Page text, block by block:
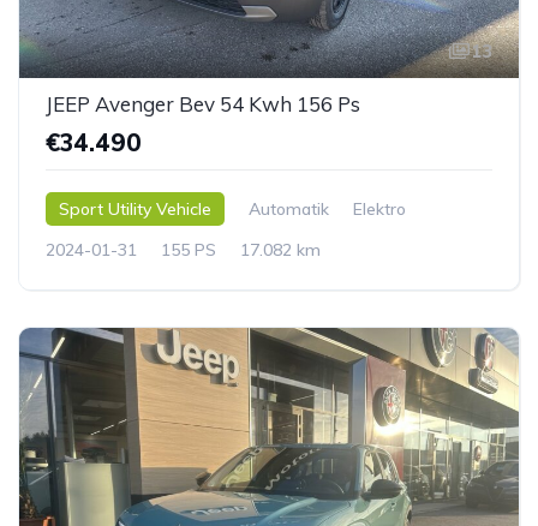
13
JEEP Avenger Bev 54 Kwh 156 Ps
€34.490
Sport Utility Vehicle Automatik
Elektro
2024-01-31
155 PS 17.082 km